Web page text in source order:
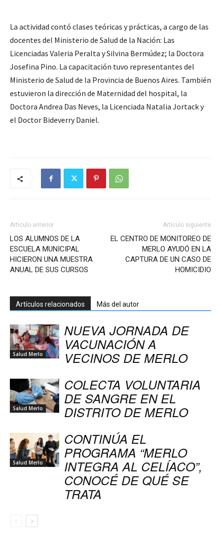
La actividad contó clases teóricas y prácticas, a cargo de las
docentes del Ministerio de Salud de la Nación: Las
Licenciadas Valeria Peralta y Silvina Bermúdez; la Doctora
Josefina Pino. La capacitación tuvo representantes del
Ministerio de Salud de la Provincia de Buenos Aires. También
estuvieron la dirección de Maternidad del hospital, la
Doctora Andrea Das Neves, la Licenciada Natalia Jortack y
el Doctor Bideverry Daniel.
Artículo anterior
LOS ALUMNOS DE LA
ESCUELA MUNICIPAL
HICIERON UNA MUESTRA
ANUAL DE SUS CURSOS
Artículo siguiente
EL CENTRO DE MONITOREO DE
MERLO AYUDÓ EN LA
CAPTURA DE UN CASO DE
HOMICIDIO
Artículos relacionados Más del autor
Salud Merlo
NUEVA JORNADA DE
VACUNACIÓN A
VECINOS DE MERLO
Salud Merlo
COLECTA VOLUNTARIA
DE SANGRE EN EL
DISTRITO DE MERLO
Salud Merlo
CONTINÚA EL
PROGRAMA “MERLO
INTEGRA AL CELÍACO”,
CONOCÉ DE QUÉ SE
TRATA